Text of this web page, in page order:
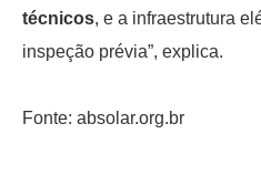
técnicos, e a infraestrutura
inspeção prévia”, explica.
Fonte: absolar.org.br